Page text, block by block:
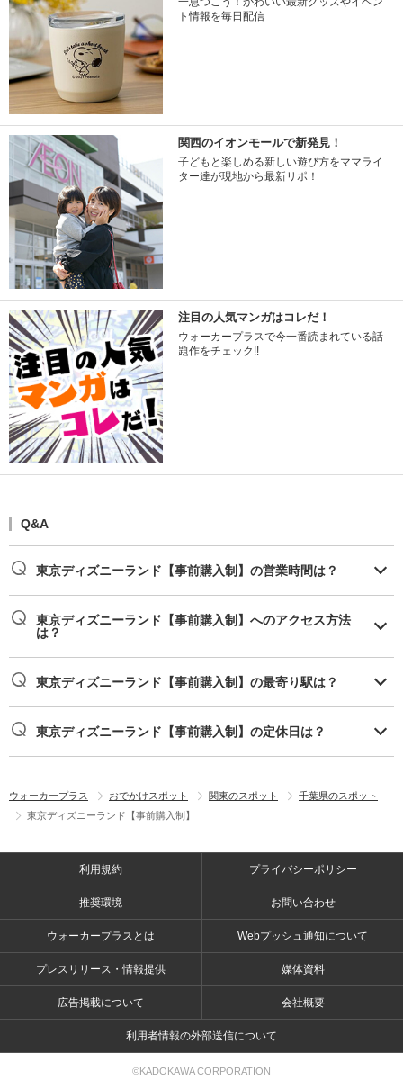
ト情報を毎日配信
関西のイオンモールで新発見！
子どもと楽しめる新しい遊び方をママライ
ター達が現地から最新リポ！
注目の人気マンガはコレだ！
ウォーカープラスで今一番読まれている話
題作をチェック!!
Q&A
東京ディズニーランド【事前購入制】の営業時間は？
東京ディズニーランド【事前購入制】へのアクセス方法
は？
東京ディズニーランド【事前購入制】の最寄り駅は？
東京ディズニーランド【事前購入制】の定休日は？
ウォーカープラス おでかけスポット 関東のスポット
千葉県のスポット
東京ディズニーランド【事前購入制】
利用規約 プライバシーポリシー
推奨環境 お問い合わせ
ウォーカープラスとは Webプッシュ通知について
プレスリリース・情報提供 媒体資料
広告掲載について 会社概要
利用者情報の外部送信について
©KADOKAWA CORPORATION